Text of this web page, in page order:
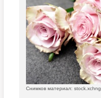
Снимков материал: stock.xchng